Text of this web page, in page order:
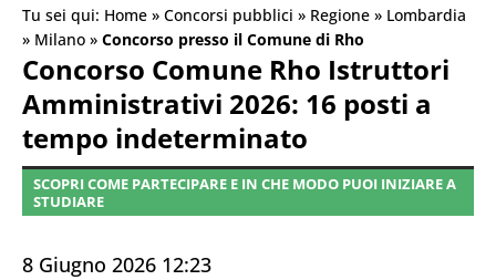
Tu sei qui: Home » Concorsi pubblici » Regione » Lombardia
» Milano » Concorso presso il Comune di Rho
Concorso Comune Rho Istruttori
Amministrativi 2026: 16 posti a
tempo indeterminato
SCOPRI COME PARTECIPARE E IN CHE MODO PUOI INIZIARE A
STUDIARE
8 Giugno 2026 12:23